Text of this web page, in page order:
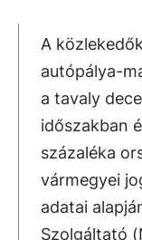
A
autópálya-
a tavaly
időszakban
százaléka
vármegyei
adatai
Szolgáltató